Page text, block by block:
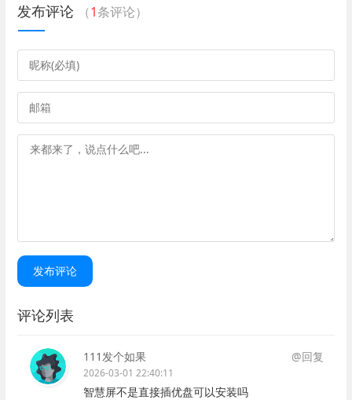
发布评论 （1条评论）
发布评论
评论列表
111发个如果 @回复
2026-03-01 22:40:11
智慧屏不是直接插优盘可以安装吗